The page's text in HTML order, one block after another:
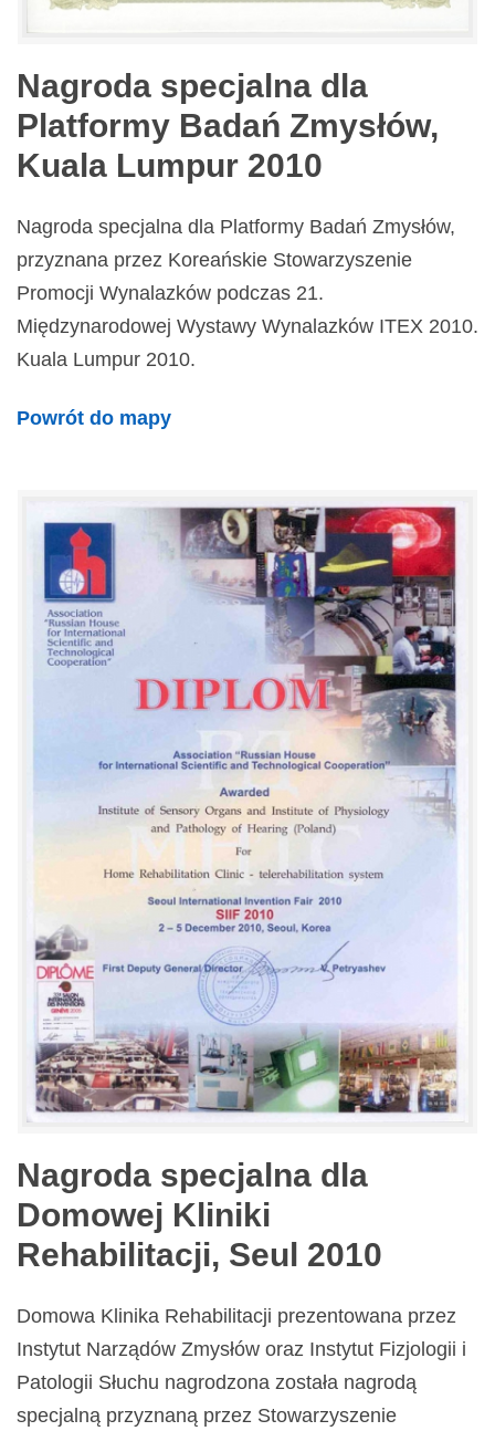
Nagroda specjalna dla
Platformy Badań Zmysłów,
Kuala Lumpur 2010
Nagroda specjalna dla Platformy Badań Zmysłów,
przyznana przez Koreańskie Stowarzyszenie
Promocji Wynalazków podczas 21.
Międzynarodowej Wystawy Wynalazków ITEX 2010.
Kuala Lumpur 2010.
Powrót do mapy
Nagroda specjalna dla
Domowej Kliniki
Rehabilitacji, Seul 2010
Domowa Klinika Rehabilitacji prezentowana przez
Instytut Narządów Zmysłów oraz Instytut Fizjologii i
Patologii Słuchu nagrodzona została nagrodą
specjalną przyznaną przez Stowarzyszenie